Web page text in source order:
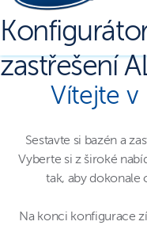
zastřešení
Vítejte
Sestavte si bazén a
Vyberte si z široké
tak, aby dokonale
Na konci konfigurace